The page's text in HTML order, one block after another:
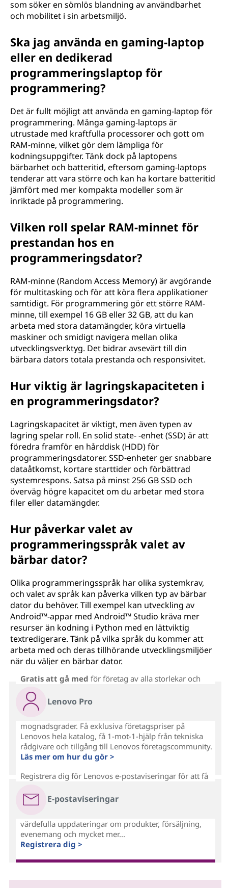
som söker en sömlös blandning av användbarhet
och mobilitet i sin arbetsmiljö.
Ska jag använda en gaming-laptop
eller en dedikerad
programmeringslaptop för
programmering?
Det är fullt möjligt att använda en gaming-laptop för
programmering. Många gaming-laptops är
utrustade med kraftfulla processorer och gott om
RAM-minne, vilket gör dem lämpliga för
kodningsuppgifter. Tänk dock på laptopens
bärbarhet och batteritid, eftersom gaming-laptops
tenderar att vara större och kan ha kortare batteritid
jämfört med mer kompakta modeller som är
inriktade på programmering.
Vilken roll spelar RAM-minnet för
prestandan hos en
programmeringsdator?
RAM-minne (Random Access Memory) är avgörande
för multitasking och för att köra flera applikationer
samtidigt. För programmering gör ett större RAM-
minne, till exempel 16 GB eller 32 GB, att du kan
arbeta med stora datamängder, köra virtuella
maskiner och smidigt navigera mellan olika
utvecklingsverktyg. Det bidrar avsevärt till din
bärbara dators totala prestanda och responsivitet.
Hur viktig är lagringskapaciteten i
en programmeringsdator?
Lagringskapacitet är viktigt, men även typen av
lagring spelar roll. En solid state- -enhet (SSD) är att
föredra framför en hårddisk (HDD) för
programmeringsdatorer. SSD-enheter ger snabbare
dataåtkomst, kortare starttider och förbättrad
systemrespons. Satsa på minst 256 GB SSD och
överväg högre kapacitet om du arbetar med stora
filer eller datamängder.
Hur påverkar valet av
programmeringsspråk valet av
bärbar dator?
Olika programmeringsspråk har olika systemkrav,
och valet av språk kan påverka vilken typ av bärbar
dator du behöver. Till exempel kan utveckling av
Android™-appar med Android™ Studio kräva mer
resurser än kodning i Python med en lättviktig
textredigerare. Tänk på vilka språk du kommer att
arbeta med och deras tillhörande utvecklingsmiljöer
när du väljer en bärbar dator.
Lenovo Pro
Gratis att gå med för företag av alla storlekar och
mognadsgrader. Få exklusiva företagspriser på
Lenovos hela katalog, få 1-mot-1-hjälp från tekniska
rådgivare och tillgång till Lenovos företagscommunity.
Läs mer om hur du gör >
E-postaviseringar
Registrera dig för Lenovos e-postaviseringar för att få
värdefulla uppdateringar om produkter, försäljning,
evenemang och mycket mer...
Registrera dig >